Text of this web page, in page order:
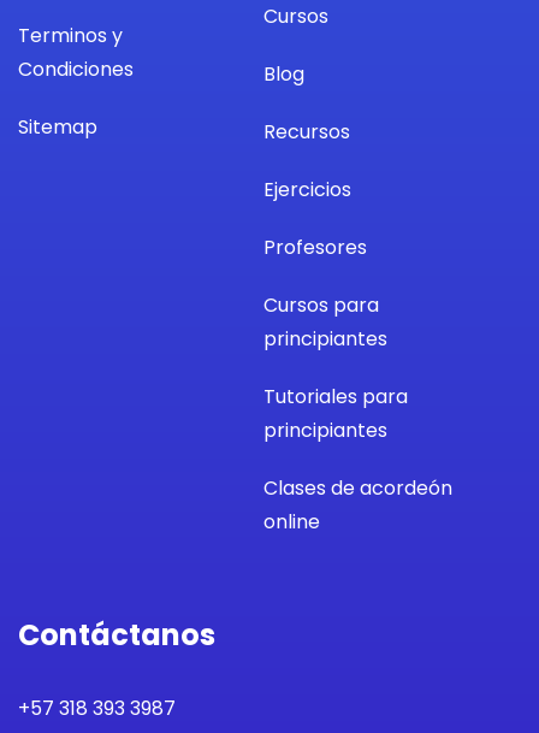
Terminos y
Condiciones
Sitemap
Cursos
Blog
Recursos
Ejercicios
Profesores
Cursos para
principiantes
Tutoriales para
principiantes
Clases de acordeón
online
Contáctanos
+57 318 393 3987